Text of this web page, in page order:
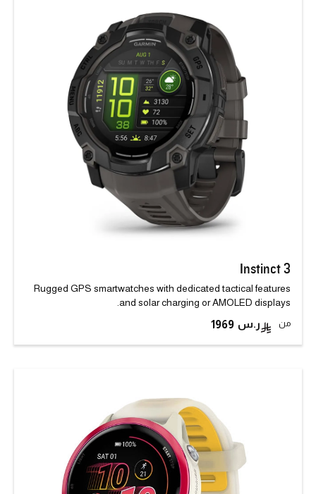
Instinct 3
Rugged GPS smartwatches with dedicated tactical features
and solar charging or AMOLED displays.
من 1969